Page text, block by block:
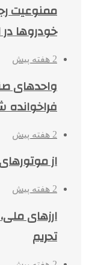
ممنوعیت
خودروها در
2 هفته پیش
واحدهای
فراخوانده
2 هفته پیش
از
2 هفته پیش
ارزهای
تحریم